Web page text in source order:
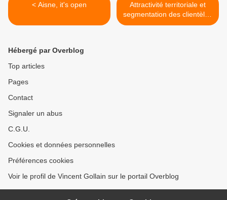
< Aisne, it's open
Attractivité territoriale et
segmentation des clientèles
>
Hébergé par Overblog
Top articles
Pages
Contact
Signaler un abus
C.G.U.
Cookies et données personnelles
Préférences cookies
Voir le profil de Vincent Gollain sur le portail Overblog